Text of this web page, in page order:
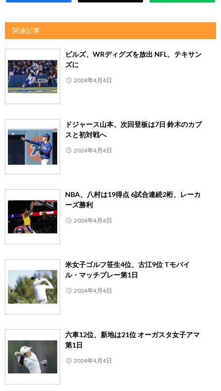
関連記事
ビルズ、WRディグズを放出 NFL、テキサン
ズに
2024年4月4日
ドジャース山本、次回登板は7日 鈴木のカブ
スと初対戦へ
2024年4月4日
NBA、八村は19得点 6試合連続2桁、レーカ
ーズ勝利
2024年4月4日
米女子ゴルフ笹生4位、古江9位 Tモバイ
ル・マッチプレー第1日
2024年4月4日
六車12位、新地は21位 オーガスタ女子アマ
第1日
2024年4月4日